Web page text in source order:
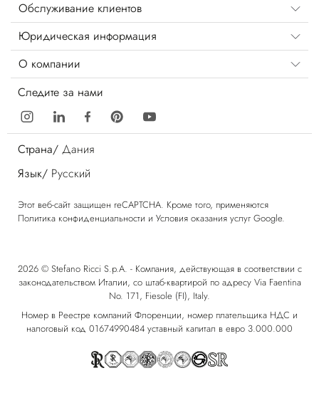
Обслуживание клиентов
Юридическая информация
О компании
Следите за нами
Страна/ Дания
Язык/ Русский
Этот веб-сайт защищен reCAPTCHA. Кроме того, применяются
Политика конфиденциальности и Условия оказания услуг Google.
2026 © Stefano Ricci S.p.A. - Компания, действующая в соответствии с
законодательством Италии, со штаб-квартирой по адресу Via Faentina
No. 171, Fiesole (FI), Italy.
Номер в Реестре компаний Флоренции, номер плательщика НДС и
налоговый код 01674990484 уставный капитал в евро 3.000.000